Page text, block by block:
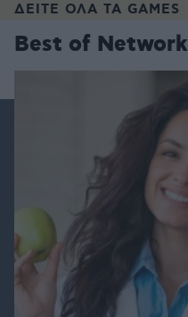
ΔΕΙΤΕ ΟΛΑ ΤΑ GAMES
Best of Network